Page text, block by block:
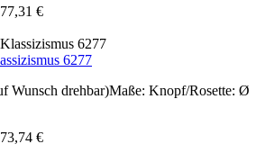
€
6277
Wunsch drehbar)Maße: Knopf/Rosette: Ø
€